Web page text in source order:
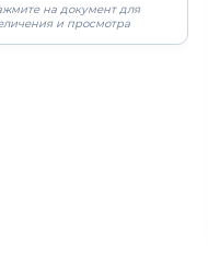
на документ для
и просмотра